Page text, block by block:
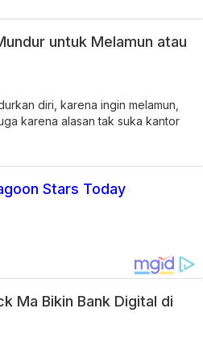
untuk Melamun atau
diri, karena ingin melamun,
karena alasan tak suka kantor
Stars Today
Ma Bikin Bank Digital di